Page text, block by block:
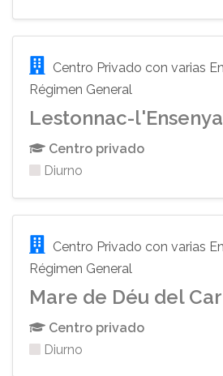
Centro Privado con varias
Régimen General
Lestonnac-
Centro privado
Diurno
Centro Privado con varias
Régimen General
Mare de Déu del
Centro privado
Diurno